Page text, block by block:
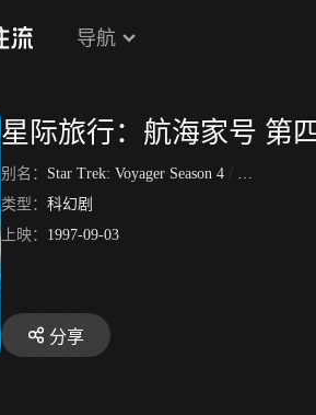
导航
星际旅行：航海家号 第
别名： Star Trek: Voyager Season 4 / 星舰迷航
类型： 科幻剧
上映： 1997-09-03
分享